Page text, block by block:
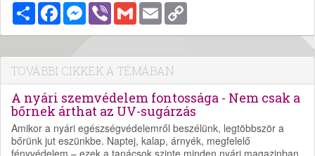
MegosztásFacebookMessenger
Viber Gmail Email
TOVÁBBI CIKKEK A TÉMÁBAN
A nyári szemvédelem fontossága - Nem csak a
bőrnek árthat az UV-sugárzás
Amikor a nyári egészségvédelemről beszélünk, legtöbbször a
bőrünk jut eszünkbe. Naptej, kalap, árnyék, megfelelő